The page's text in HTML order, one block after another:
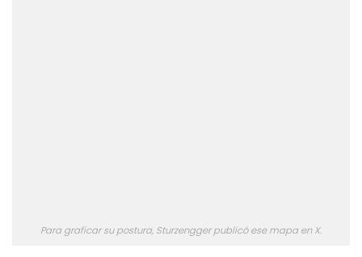
Para graficar su postura, Sturzengger publicó ese mapa en X.